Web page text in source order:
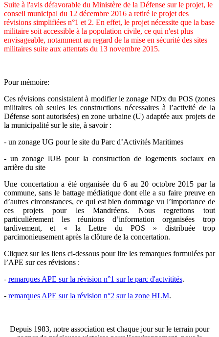
Suite à l'avis défavorable du Ministère de la Défense sur le projet, le
conseil municipal du 12 décembre 2016 a retiré le projet des
révisions simplifiées n°1 et 2. En effet, le projet nécessite que la base
militaire soit accessible à la population civile, ce qui n'est plus
envisageable, notamment au regard de la mise en sécurité des sites
militaires suite aux attentats du 13 novembre 2015.
Pour mémoire:
Ces révisions consistaient à modifier le zonage NDx du POS (zones
militaires où seules les constructions nécessaires à l’activité de la
Défense sont autorisées) en zone urbaine (U) adaptée aux projets de
la municipalité sur le site, à savoir :
- un zonage UG pour le site du Parc d’Activités Maritimes
- un zonage lUB pour la construction de logements sociaux en
arrière du site
Une concertation a été organisée du 6 au 20 octobre 2015 par la
commune, sans le battage médiatique dont elle a su faire preuve en
d’autres circonstances, ce qui est bien dommage vu l’importance de
ces projets pour les Mandréens. Nous regrettons tout
particulièrement les réunions d’information organisées trop
tardivement, et « la Lettre du POS » distribuée trop
parcimonieusement après la clôture de la concertation.
Cliquez sur les liens ci-dessous pour lire les remarques formulées par
l’APE sur ces révisions :
- remarques APE sur la révision n°1 sur le parc d'actvitités.
- remarques APE sur la révision n°2 sur la zone HLM.
Depuis 1983, notre association est chaque jour sur le terrain pour